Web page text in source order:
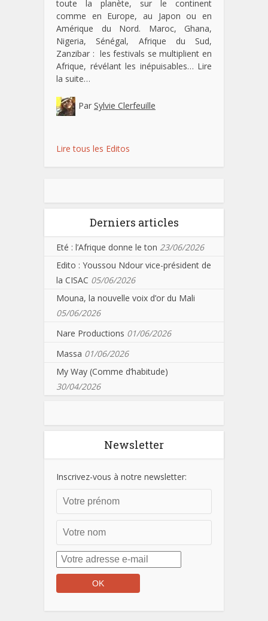
toute la planète, sur le continent
comme en Europe, au Japon ou en
Amérique du Nord. Maroc, Ghana,
Nigeria, Sénégal, Afrique du Sud,
Zanzibar : les festivals se multiplient en
Afrique, révélant les inépuisables… Lire
la suite…
Par Sylvie Clerfeuille
Lire tous les Editos
Derniers articles
Eté : l’Afrique donne le ton 23/06/2026
Edito : Youssou Ndour vice-président de
la CISAC 05/06/2026
Mouna, la nouvelle voix d’or du Mali
05/06/2026
Nare Productions 01/06/2026
Massa 01/06/2026
My Way (Comme d’habitude)
30/04/2026
Newsletter
Inscrivez-vous à notre newsletter: